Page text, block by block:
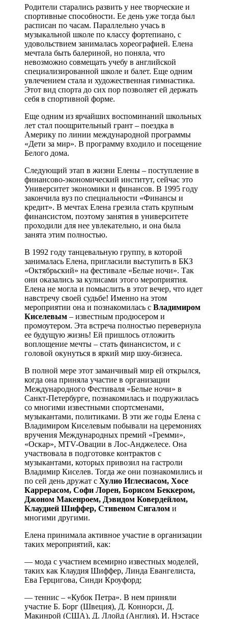
Родители старались развить у нее творческие и
спортивные способности. Ее день уже тогда был
расписан по часам. Параллельно учась в
музыкальной школе по классу фортепиано, с
удовольствием занималась хореографией. Елена
мечтала быть балериной, но поняла, что
невозможно совмещать учебу в английской
специализированной школе и балет. Еще одним
увлечением стала и художественная гимнастика.
Этот вид спорта до сих пор позволяет ей держать
себя в спортивной форме.
Еще одним из ярчайших воспоминаний школьных
лет стал поощрительный грант – поездка в
Америку по линии международной программы
«Дети за мир». В программу входило и посещение
Белого дома.
Следующий этап в жизни Елены – поступление в
финансово-экономический институт, сейчас это
Университет экономики и финансов. В 1995 году
закончила вуз по специальности «Финансы и
кредит». В мечтах Елена грезила стать крупным
финансистом, поэтому занятия в университете
проходили для нее увлекательно, и она была
занята этим полностью.
В 1992 году танцевальную группу, в которой
занималась Елена, пригласили выступить в БКЗ
«Октябрьский» на фестивале «Белые ночи». Так
они оказались за кулисами этого мероприятия.
Елена не могла и помыслить в этот вечер, что идет
навстречу своей судьбе! Именно на этом
мероприятии она и познакомилась с Владимиром
Киселевым – известным продюсером и
промоутером. Эта встреча полностью перевернула
ее будущую жизнь! Ей пришлось отложить
воплощение мечты – стать финансистом, и с
головой окунуться в яркий мир шоу-бизнеса.
В полной мере этот заманчивый мир ей открылся,
когда она приняла участие в организации
Международного Фестиваля «Белые ночи» в
Санкт-Петербурге, познакомилась и подружилась
со многими известными спортсменами,
музыкантами, политиками. В эти же годы Елена с
Владимиром Киселевым побывали на церемониях
вручения Международных премий «Гремми»,
«Оскар», MTV-Овации в Лос-Анджелесе. Она
участвовала в подготовке контрактов с
музыкантами, которых привозил на гастроли
Владимир Киселев. Тогда же они познакомились и
по сей день дружат с Хулио Иглесиасом, Хосе
Каррерасом, Софи Лорен, Борисом Беккером,
Джоном Макенроем, Дэвидом Ковердейлом,
Клаудией Шиффер, Стивеном Сигалом и
многими другими.
Елена принимала активное участие в организации
таких мероприятий, как:
— мода с участием всемирно известных моделей,
таких как Клаудия Шиффер, Линда Евангелиста,
Ева Герцигова, Синди Кроуфорд;
— теннис – «Кубок Петра». В нем приняли
участие Б. Борг (Швеция), Д. Коннорси, Д.
Макинрой (США), Д. Ллойд (Англия), И. Нэстасе